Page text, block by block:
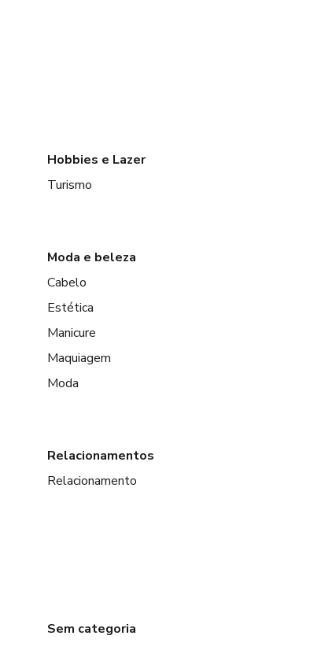
Hobbies e Lazer
Turismo
Moda e beleza
Cabelo
Estética
Manicure
Maquiagem
Moda
Relacionamentos
Relacionamento
Sem categoria